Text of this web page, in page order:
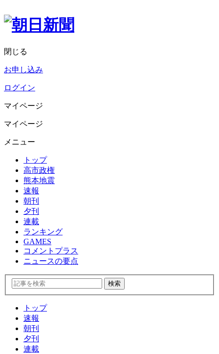
閉じる
お申し込み
ログイン
マイページ
マイページ
メニュー
トップ
高市政権
熊本地震
速報
朝刊
夕刊
連載
ランキング
GAMES
コメントプラス
ニュースの要点
トップ
速報
朝刊
夕刊
連載